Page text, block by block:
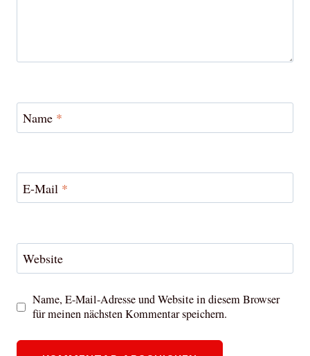
Name *
E-Mail *
Website
Name, E-Mail-Adresse und Website in diesem Browser
für meinen nächsten Kommentar speichern.